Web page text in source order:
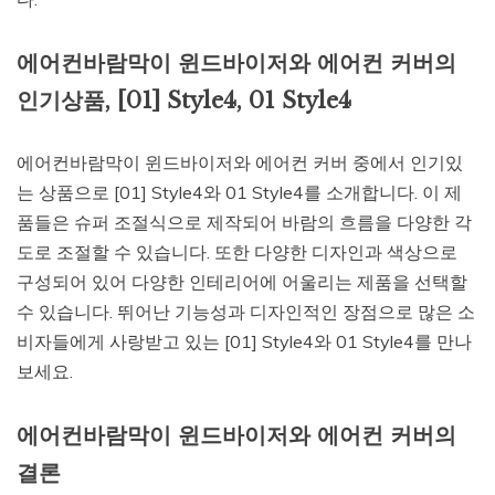
에어컨바람막이 윈드바이저와 에어컨 커버의
인기상품, [01] Style4, 01 Style4
에어컨바람막이 윈드바이저와 에어컨 커버 중에서 인기있
는 상품으로 [01] Style4와 01 Style4를 소개합니다. 이 제
품들은 슈퍼 조절식으로 제작되어 바람의 흐름을 다양한 각
도로 조절할 수 있습니다. 또한 다양한 디자인과 색상으로
구성되어 있어 다양한 인테리어에 어울리는 제품을 선택할
수 있습니다. 뛰어난 기능성과 디자인적인 장점으로 많은 소
비자들에게 사랑받고 있는 [01] Style4와 01 Style4를 만나
보세요.
에어컨바람막이 윈드바이저와 에어컨 커버의
결론